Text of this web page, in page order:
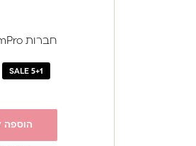
חברות GlamPro צוברות נקודות
SALE 5+1
הוספה